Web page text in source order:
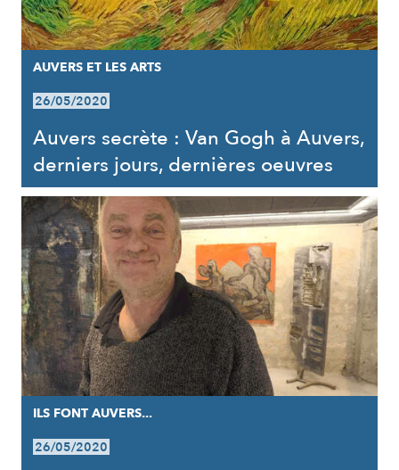
AUVERS ET LES ARTS
26/05/2020
Auvers secrète : Van Gogh à Auvers,
derniers jours, dernières oeuvres
ILS FONT AUVERS...
26/05/2020